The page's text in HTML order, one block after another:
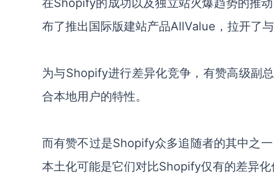
在Shopify的成功以及独立站火爆趋势的推
布了推出国际版建站产品AllValue ，拉开了与
为与Shopify进行差异化竞争，有赞高级副
合本地用户的特性。
而有赞不过是Shopify众多追随者的其中之
本土化可能是它们对比Shopify仅有的差异化